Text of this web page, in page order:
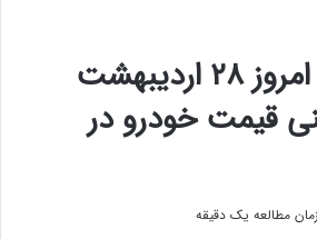
قیمت خودرو امروز ۲۸ اردیبهشت
قیمت خودرو در
زمان مطالعه یک دقیقه